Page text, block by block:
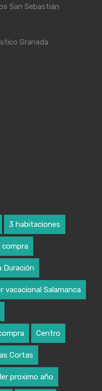
San Sebastián
Granada
3 habitaciones
compra
Duración
vacacional Salamanca
Centro
Cortas
proximo año